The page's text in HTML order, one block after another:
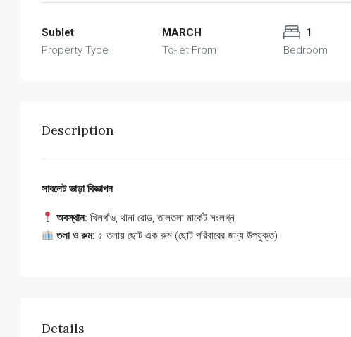
Sublet
Property Type
MARCH
To-let From
1
Bedroom
Description
সাবলেট ভাড়া বিজ্ঞাপন
অবস্থান: খিলগাঁও, থানা রোড, তালতলা মার্কেট সংলগ্ন
তলা ও রুম: ৫ তলায় ছোট এক রুম (ছোট পরিবারের জন্য উপযুক্ত)
Details